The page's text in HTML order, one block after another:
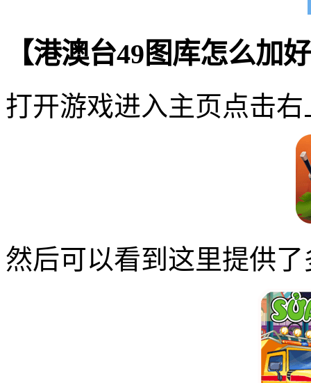
【港澳台49图库怎么加
打开游戏进入主页点击
然后可以看到这里提供